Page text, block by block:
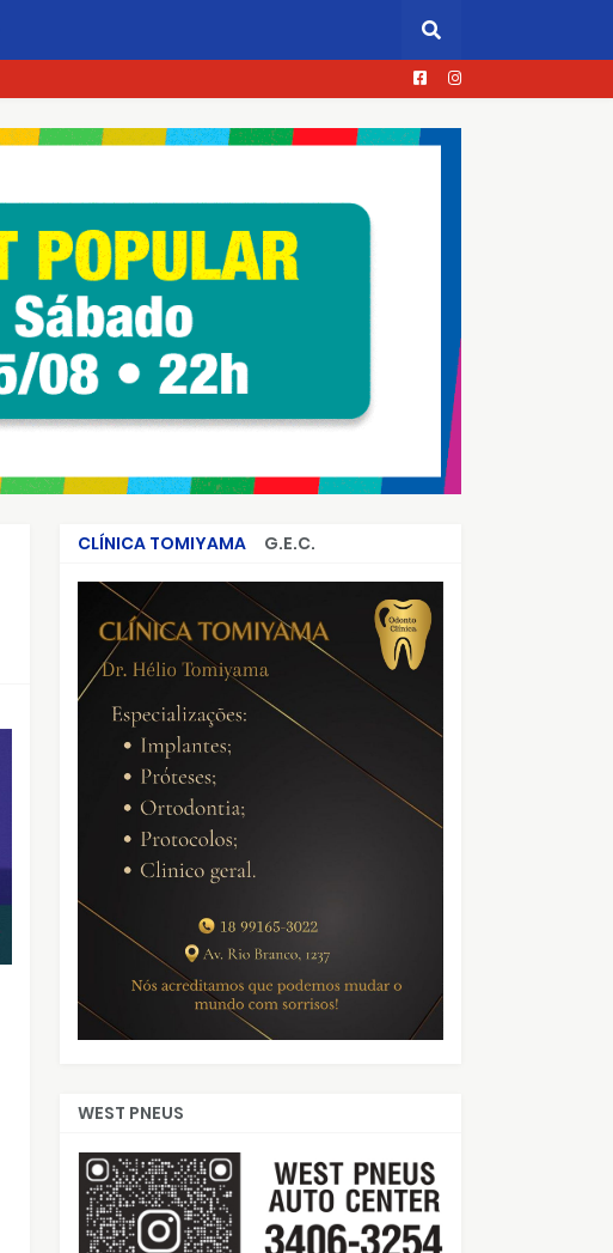
CLÍNICA TOMIYAMA
G.E.C.
CRIMES QUE ABALARAM O BRASIL
WEST PNEUS